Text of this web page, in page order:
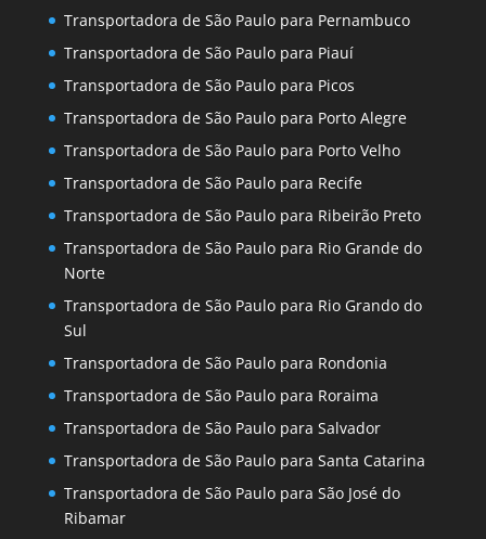
Transportadora de São Paulo para Pernambuco
Transportadora de São Paulo para Piauí
Transportadora de São Paulo para Picos
Transportadora de São Paulo para Porto Alegre
Transportadora de São Paulo para Porto Velho
Transportadora de São Paulo para Recife
Transportadora de São Paulo para Ribeirão Preto
Transportadora de São Paulo para Rio Grande do
Norte
Transportadora de São Paulo para Rio Grando do
Sul
Transportadora de São Paulo para Rondonia
Transportadora de São Paulo para Roraima
Transportadora de São Paulo para Salvador
Transportadora de São Paulo para Santa Catarina
Transportadora de São Paulo para São José do
Ribamar